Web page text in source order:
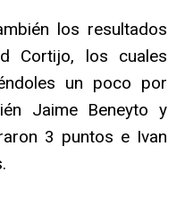
los resultados
Cortijo, los cuales
un poco por
Jaime Beneyto y
3 puntos e Ivan